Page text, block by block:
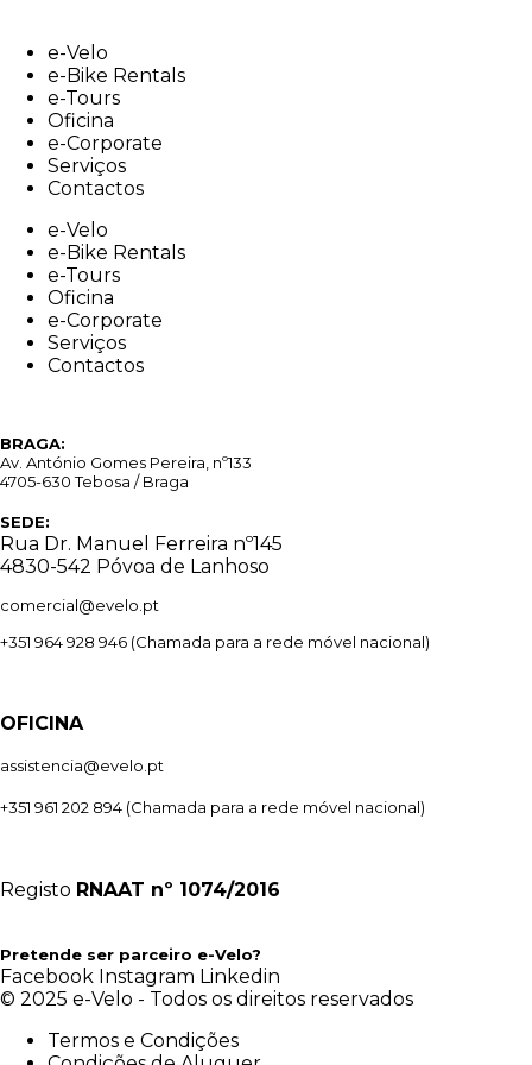
contente-Velo
e-Bike Rentals
e-Tours
Oficina
e-Corporate
Serviços
Contactos
e-Velo
e-Bike Rentals
e-Tours
Oficina
e-Corporate
Serviços
Contactos
BRAGA:
Av. António Gomes Pereira, nº133
4705-630 Tebosa / Braga
SEDE:
Rua Dr. Manuel Ferreira nº145
4830-542 Póvoa de Lanhoso
comercial@evelo.pt
+351 964 928 946 (Chamada para a rede móvel nacional)
OFICINA
assistencia@evelo.pt
+351 961 202 894 (Chamada para a rede móvel nacional)
Registo RNAAT nº 1074/2016
Pretende ser parceiro e-Velo?
Facebook Instagram Linkedin
© 2025 e-Velo - Todos os direitos reservados
Termos e Condições